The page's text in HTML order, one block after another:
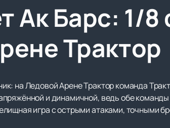
Ак Барс: 1/
Трактор
на Ледовой Арене Трактор команда
и динамичной, ведь обе
игра с острыми атаками, точными